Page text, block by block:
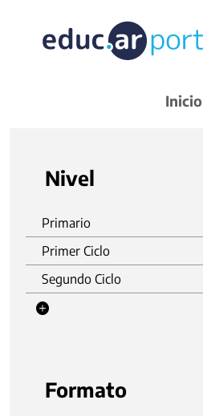
Inicio
Nivel
Primario
Primer Ciclo
Segundo Ciclo
Formato